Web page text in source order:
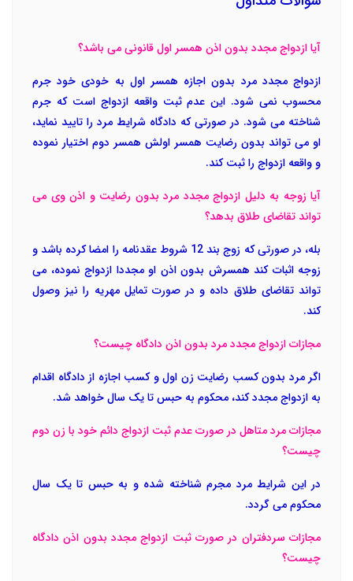
آیا ازدواج مجدد بدون اذن همسر اول قانونی می باشد؟
ازدواج مجدد مرد بدون اجازه همسر اول به خودی خود جرم
محسوب نمی شود. این عدم ثبت واقعه ازدواج است که جرم
شناخته می شود. در صورتی که دادگاه شرایط مرد را تایید نماید،
او می تواند بدون رضایت همسر اولش همسر دوم اختیار نموده
و واقعه ازدواج را ثبت کند.
آیا زوجه به دلیل ازدواج مجدد مرد بدون رضایت و اذن وی می
تواند تقاضای طلاق بدهد؟
بله، در صورتی که زوج بند 12 شروط عقدنامه را امضا کرده باشد و
زوجه اثبات کند همسرش بدون اذن او مجددا ازدواج نموده، می
تواند تقاضای طلاق داده و در صورت تمایل مهریه را نیز وصول
کند.
مجازات ازدواج مجدد مرد بدون اذن دادگاه چیست؟
اگر مرد بدون کسب رضایت زن اول و کسب اجازه از دادگاه اقدام
به ازدواج مجدد کند، محکوم به حبس تا یک سال خواهد شد.
مجازات مرد متاهل در صورت عدم ثبت ازدواج دائم خود با زن دوم
چیست؟
در این شرایط مرد مجرم شناخته شده و به حبس تا یک سال
محکوم می گردد.
مجازات سردفتران در صورت ثبت ازدواج مجدد بدون اذن دادگاه
چیست؟